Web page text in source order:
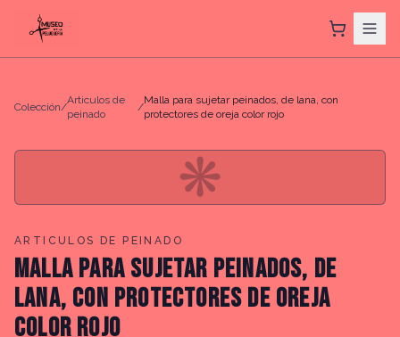
Colección/
Articulos de
peinado
/
Malla para sujetar peinados, de lana, con
protectores de oreja color rojo
❋
ARTICULOS DE PEINADO
MALLA PARA SUJETAR PEINADOS, DE
LANA, CON PROTECTORES DE OREJA
COLOR ROJO